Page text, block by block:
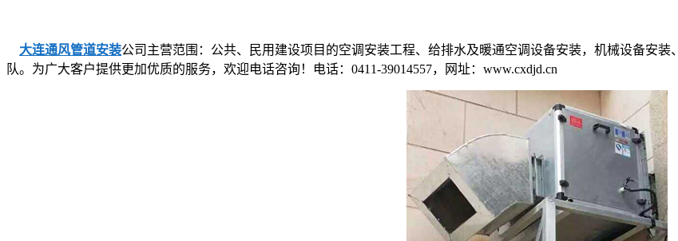
大连通风管道安装公司主营范围：公共、民用建设项目的空调安装工程、给排水及暖通空调设备安装，机械设备安装、
队。为广大客户提供更加优质的服务，欢迎电话咨询！电话：0411-39014557，网址：www.cxdjd.cn